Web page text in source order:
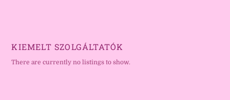
KIEMELT SZOLGÁLTATÓK
There are currently no listings to show.